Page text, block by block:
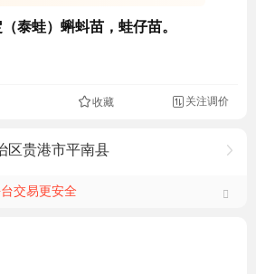
泰蛙）蝌蚪苗，蛙仔苗。
收藏 关注调价
区贵港市平南县
交易更安全